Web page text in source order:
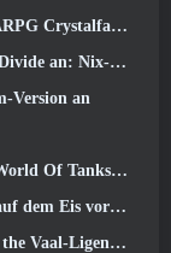
eingehen
an: Nix-Update
Version an
HEAT-Startdatum
Beißende Kälte
Of The Ancients zu verschieben